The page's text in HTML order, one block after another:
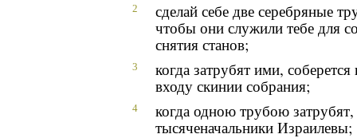
2
сделай себе две серебряные
чтобы они служили тебе для
снятия станов;
3
когда затрубят ими,
входу скинии собрания;
4
когда одною трубою затрубят,
тысяченачальники Израилевы;